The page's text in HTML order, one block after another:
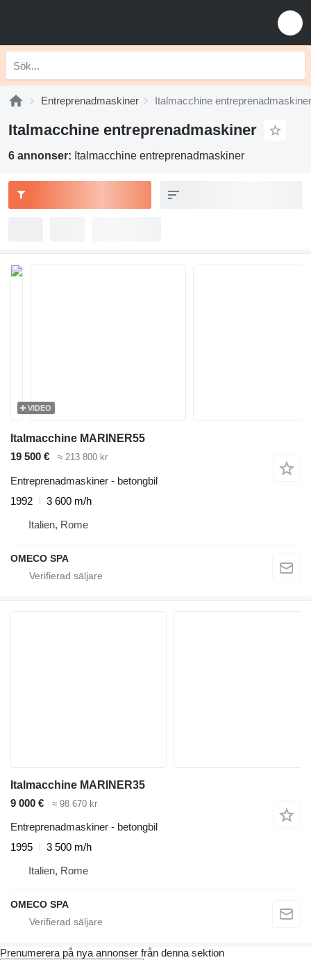
Entreprenadmaskiner Italmacchine entreprenadmaskiner
Italmacchine entreprenadmaskiner
6 annonser: Italmacchine entreprenadmaskiner
VIDEO
Italmacchine MARINER55
19 500 €
≈ 213 800 kr
Entreprenadmaskiner - betongbil
1992
3 600 m/h
Italien, Rome
OMECO SPA
Italmacchine MARINER35
9 000 €
≈ 98 670 kr
Entreprenadmaskiner - betongbil
1995
3 500 m/h
Italien, Rome
OMECO SPA
Prenumerera på nya annonser från denna sektion